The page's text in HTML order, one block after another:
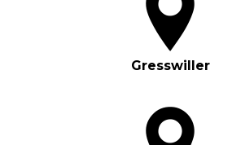
Gresswiller